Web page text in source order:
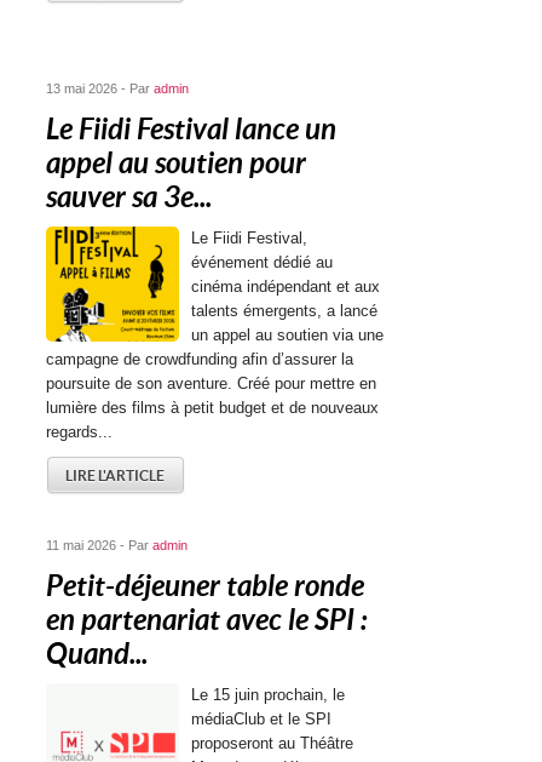
13 mai 2026 - Paradmin
Le Fiidi Festival lance un
appel au soutien pour
sauver sa 3e...
Le Fiidi Festival,
événement dédié au
cinéma indépendant et aux
talents émergents, a lancé
un appel au soutien via une
campagne de crowdfunding afin d’assurer la
poursuite de son aventure. Créé pour mettre en
lumière des films à petit budget et de nouveaux
regards...
LIRE L'ARTICLE
11 mai 2026 - Paradmin
Petit-déjeuner table ronde
en partenariat avec le SPI :
Quand...
Le 15 juin prochain, le
médiaClub et le SPI
proposeront au Théâtre